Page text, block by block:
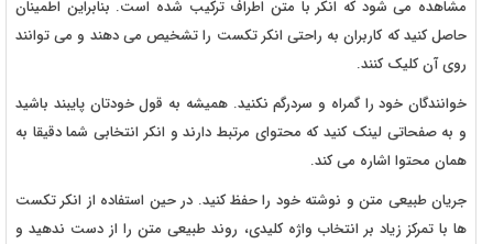
مشاهده می شود که انکر با متن اطراف ترکیب شده است. بنابراین اطمینان
حاصل کنید که کاربران به راحتی انکر تکست را تشخیص می دهند و می توانند
روی آن کلیک کنند.
خوانندگان خود را گمراه و سردرگم نکنید. همیشه به قول خودتان پایبند باشید
و به صفحاتی لینک کنید که محتوای مرتبط دارند و انکر انتخابی شما دقیقا به
همان محتوا اشاره می کند.
جریان طبیعی متن و نوشته خود را حفظ کنید. در حین استفاده از انکر تکست
ها با تمرکز زیاد بر انتخاب واژه کلیدی، روند طبیعی متن را از دست ندهید و